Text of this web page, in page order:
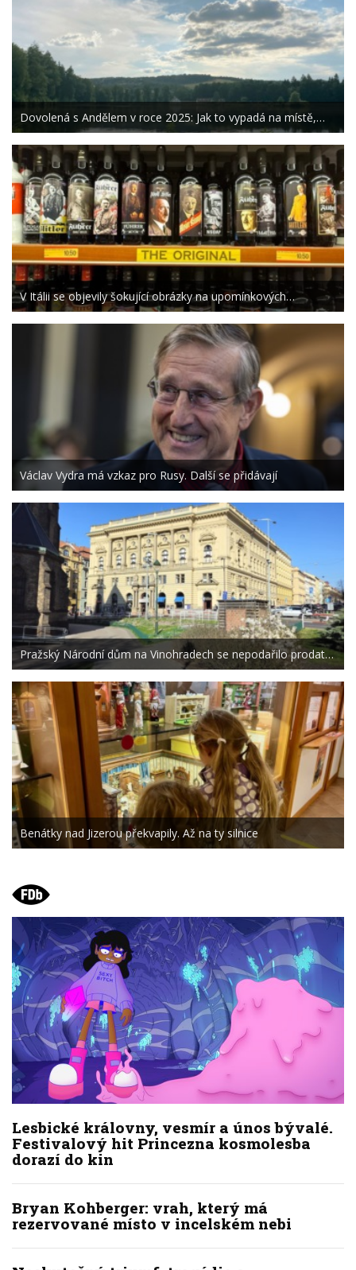
Dovolená s Andělem v roce 2025: Jak to vypadá na místě,…
V Itálii se objevily šokující obrázky na upomínkových…
Václav Vydra má vzkaz pro Rusy. Další se přidávají
Pražský Národní dům na Vinohradech se nepodařilo prodat…
Benátky nad Jizerou překvapily. Až na ty silnice
Lesbické královny, vesmír a únos bývalé.
Festivalový hit Princezna kosmolesba
dorazí do kin
Bryan Kohberger: vrah, který má
rezervované místo v incelském nebi